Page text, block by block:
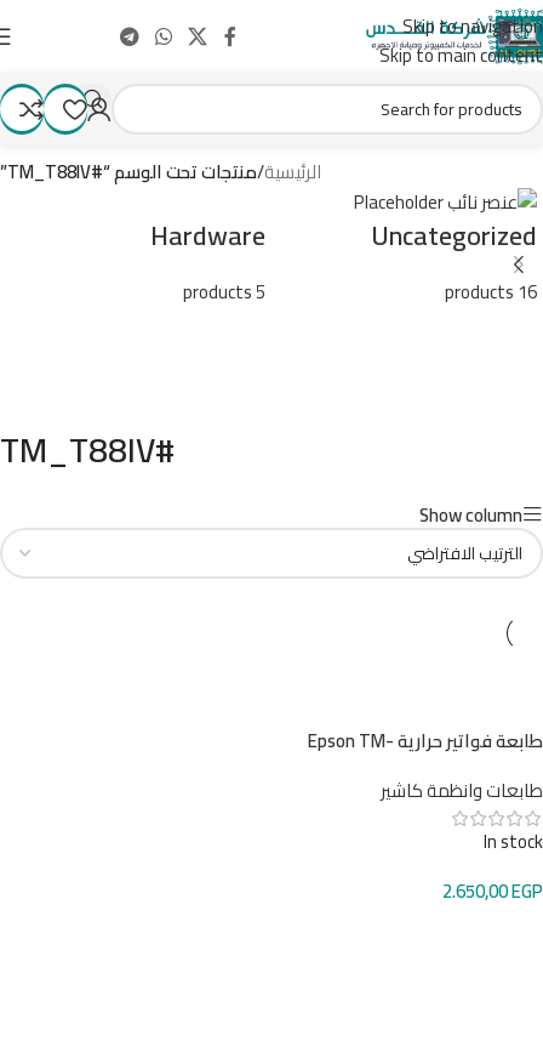
Skip to navigation
Skip to main content
الرئيسية/منتجات تحت الوسم “#TM_T88IV”
Uncategorized
16 products
Hardware
5 products
#TM_T88IV
Show column
طابعة فواتير حرارية Epson TM-
احترافية لأنظمة الكاشير POS
طابعات وانظمة كاشير
In stock
2.650,00EGP